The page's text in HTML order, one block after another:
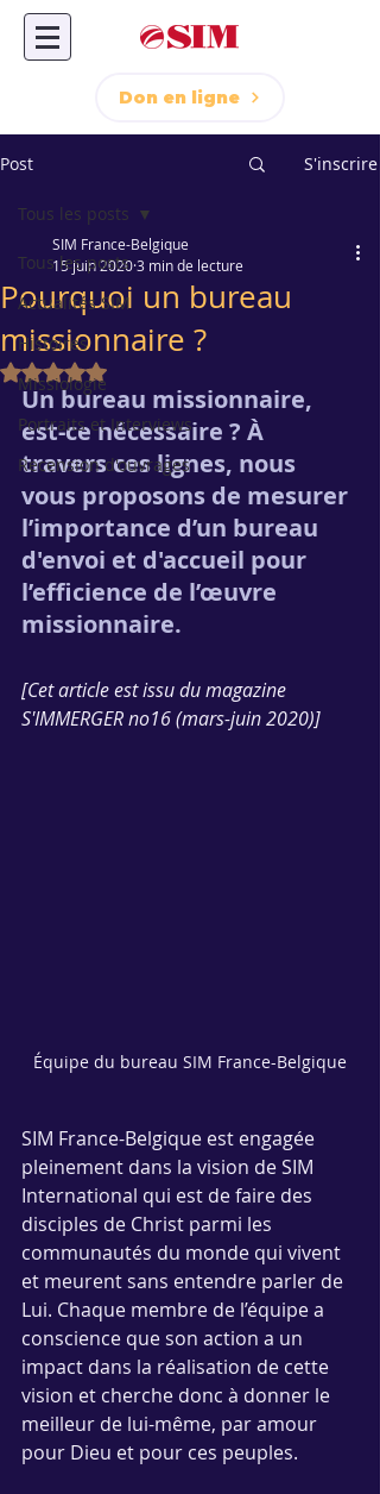
Don en ligne
Post S'inscrire
Tous les posts
Actualités SIM
Histoires
Missiologie
Portraits et Interviews
Recension d'ouvrages
Tous les posts
Pourquoi un bureau
missionnaire ?
SIM France-Belgique
15 juin 20203 min de lecture
Noté NaN étoiles sur 5.
Un bureau missionnaire,
est-ce nécessaire ? À
travers ces lignes, nous
vous proposons de mesurer
l’importance d’un bureau
d'envoi et d'accueil pour
l’efficience de l’œuvre
missionnaire.
[Cet article est issu du magazine
S'IMMERGER no16 (mars-juin 2020)]
Équipe du bureau SIM France-Belgique
SIM France-Belgique est engagée
pleinement dans la vision de SIM
International qui est de faire des
disciples de Christ parmi les
communautés du monde qui vivent
et meurent sans entendre parler de
Lui. Chaque membre de l’équipe a
conscience que son action a un
impact dans la réalisation de cette
vision et cherche donc à donner le
meilleur de lui-même, par amour
pour Dieu et pour ces peuples.